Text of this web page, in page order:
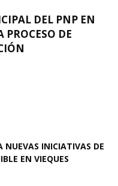
DEL PNP EN
PROCESO DE
NUEVAS INICIATIVAS DE
EN VIEQUES